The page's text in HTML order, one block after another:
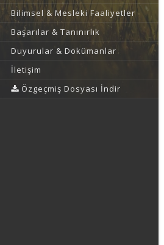
Bilimsel & Mesleki Faaliyetler
Başarılar & Tanınırlık
Duyurular & Dokümanlar
İletişim
Özgeçmiş Dosyası İndir